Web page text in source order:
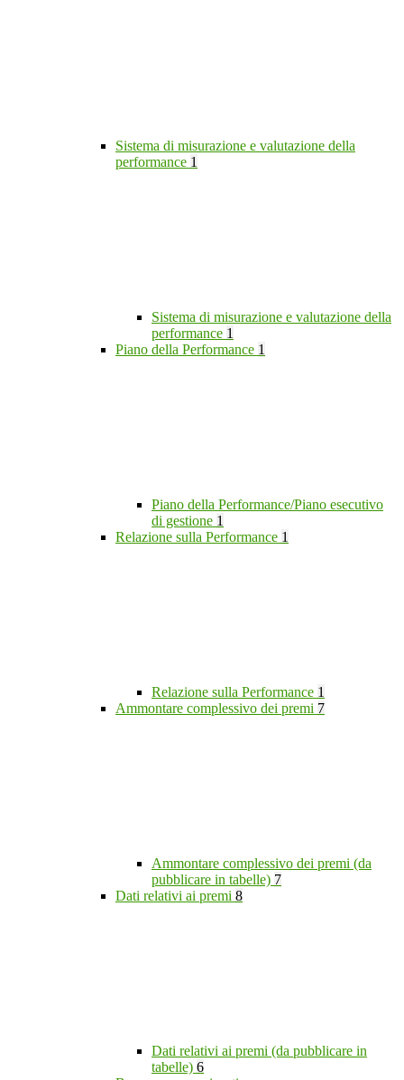
Sistema di misurazione e valutazione della
performance 1
Sistema di misurazione e valutazione della
performance 1
Piano della Performance 1
Piano della Performance/Piano esecutivo
di gestione 1
Relazione sulla Performance 1
Relazione sulla Performance 1
Ammontare complessivo dei premi 7
Ammontare complessivo dei premi (da
pubblicare in tabelle) 7
Dati relativi ai premi 8
Dati relativi ai premi (da pubblicare in
tabelle) 6